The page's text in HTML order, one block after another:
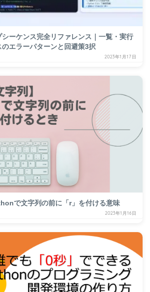
ーケンス完全リファレンス｜一覧・実行
エラーパターンと回避策3択
2023年1月17日
で文字列の前に「r」を付ける意味
2023年1月16日